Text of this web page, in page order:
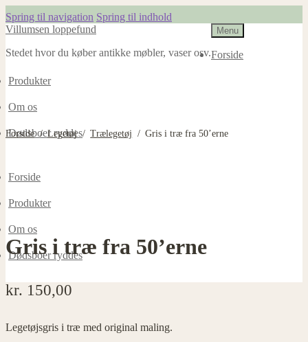
Spring til navigation Spring til indhold
Villumsen loppefund
Stedet hvor du køber antikke møbler, vaser osv.
Menu
Forside
Produkter
Om os
Dødsboer ryddes
Forside
Produkter
Om os
Dødsboer ryddes
Forside / Legetøj / Trælegetøj / Gris i træ fra 50’erne
Gris i træ fra 50’erne
kr. 150,00
Legetøjsgris i træ med original maling.